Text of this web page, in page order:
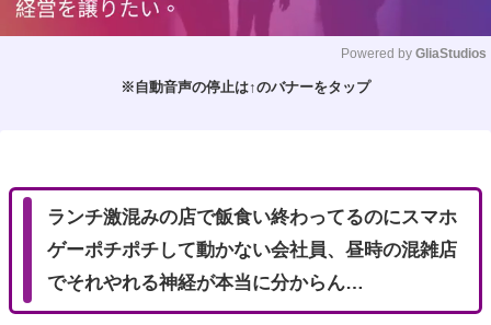
Powered by GliaStudios
※自動音声の停止は↑のバナーをタップ
ランチ激混みの店で飯食い終わってるのにスマホ
ゲーポチポチして動かない会社員、昼時の混雑店
でそれやれる神経が本当に分からん…